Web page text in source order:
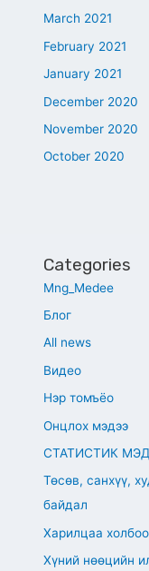
March 2021
February 2021
January 2021
December 2020
November 2020
October 2020
Categories
Mng_Medee
Блог
All news
Видео
Нэр томъёо
Онцлох мэдээ
СТАТИСТИК
Төсөв, санхүү,
байдал
Харилцаа
Хүний нөөцийн